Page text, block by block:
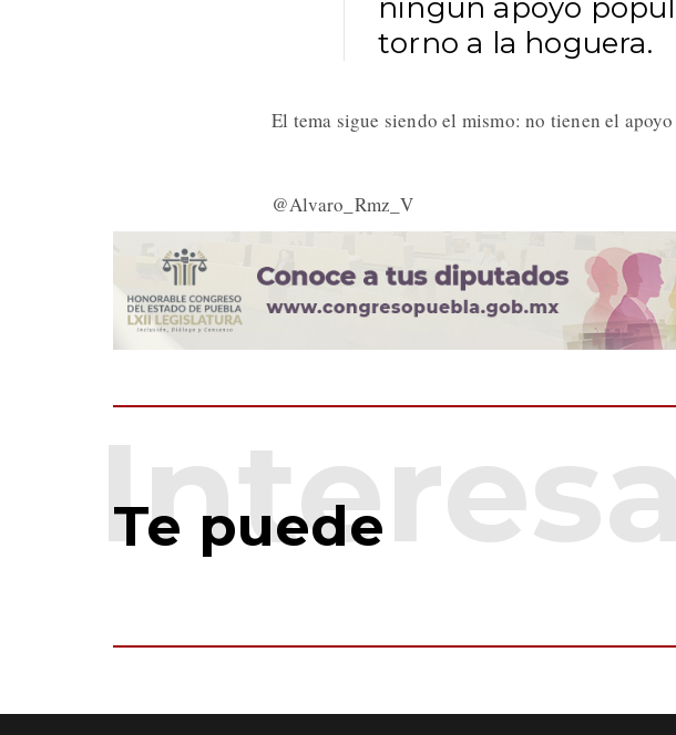
ningún apoyo
torno a la hoguera.
El tema sigue siendo el mismo: no tienen el apoyo
@Alvaro_Rmz_V
Te puede